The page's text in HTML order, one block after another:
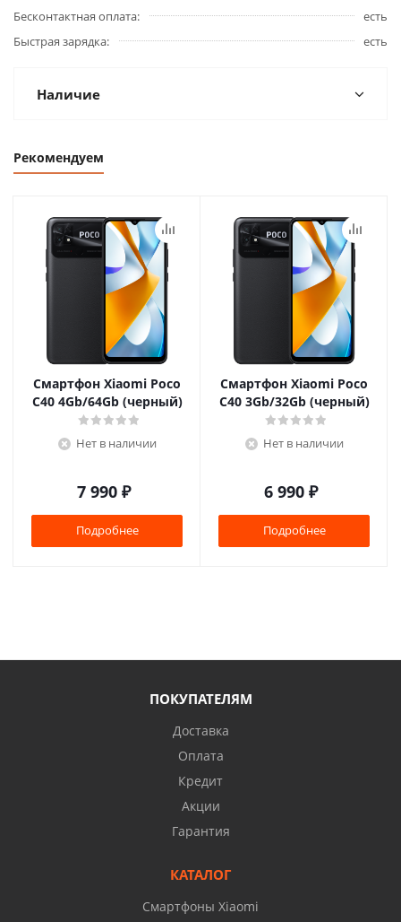
Бесконтактная оплата
есть
Быстрая зарядка
есть
Наличие
Рекомендуем
Смартфон Xiaomi Poco
C40 4Gb/64Gb (черный)
Нет в наличии
7 990 ₽
Подробнее
Смартфон Xiaomi Poco
C40 3Gb/32Gb (черный)
Нет в наличии
6 990 ₽
Подробнее
ПОКУПАТЕЛЯМ
Доставка
Оплата
Кредит
Акции
Гарантия
КАТАЛОГ
Смартфоны Xiaomi